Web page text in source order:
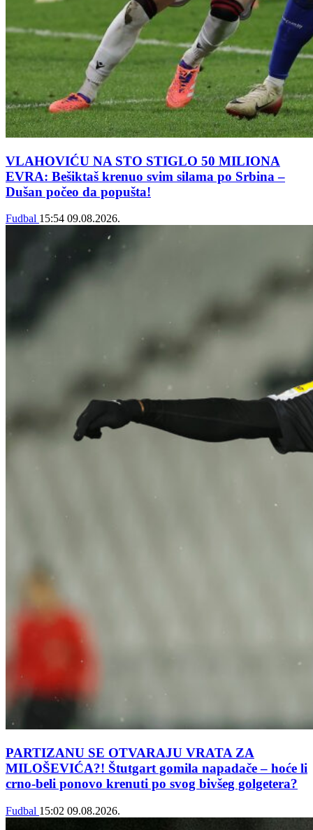
VLAHOVIĆU NA STO STIGLO 50 MILIONA
EVRA: Bešiktaš krenuo svim silama po Srbina –
Dušan počeo da popušta!
Fudbal 15:54 09.08.2026.
PARTIZANU SE OTVARAJU VRATA ZA
MILOŠEVIĆA?! Štutgart gomila napadače – hoće li
crno-beli ponovo krenuti po svog bivšeg golgetera?
Fudbal 15:02 09.08.2026.